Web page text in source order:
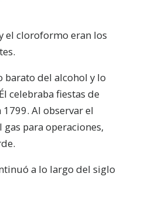
el cloroformo eran los
barato del alcohol y lo
celebraba fiestas de
Al observar el
para operaciones,
a lo largo del siglo